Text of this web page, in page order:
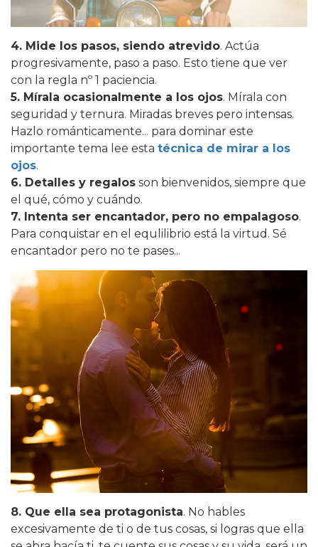
4. Mide los pasos, siendo atrevido. Actúa
progresivamente, paso a paso. Esto tiene que ver
con la regla nº 1 paciencia.
5. Mírala ocasionalmente a los ojos. Mírala con
seguridad y ternura. Miradas breves pero intensas.
Hazlo románticamente... para dominar este
importante tema lee esta técnica de mirar a los
ojos.
6. Detalles y regalos son bienvenidos, siempre que
el qué, cómo y cuándo.
7. Intenta ser encantador, pero no empalagoso.
Para conquistar en el equlilibrio está la virtud. Sé
encantador pero no te pases...
8. Que ella sea protagonista. No hables
excesivamente de ti o de tus cosas, si logras que ella